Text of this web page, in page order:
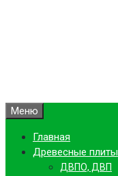
Меню
Главная
Древесные плиты
ДВПО, ДВП